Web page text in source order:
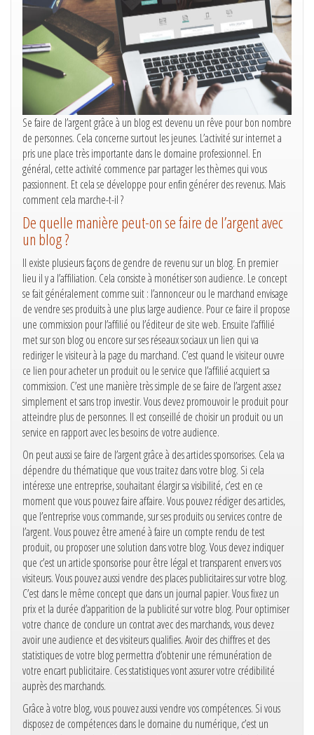
Se faire de l’argent grâce à un blog est devenu un rêve pour bon nombre
de personnes. Cela concerne surtout les jeunes. L’activité sur internet a
pris une place très importante dans le domaine professionnel. En
général, cette activité commence par partager les thèmes qui vous
passionnent. Et cela se développe pour enfin générer des revenus. Mais
comment cela marche-t-il ?
De quelle manière peut-on se faire de l’argent avec
un blog ?
Il existe plusieurs façons de gendre de revenu sur un blog. En premier
lieu il y a l’affiliation. Cela consiste à monétiser son audience. Le concept
se fait généralement comme suit : l’annonceur ou le marchand envisage
de vendre ses produits à une plus large audience. Pour ce faire il propose
une commission pour l’affilié ou l’éditeur de site web. Ensuite l’affilié
met sur son blog ou encore sur ses réseaux sociaux un lien qui va
rediriger le visiteur à la page du marchand. C’est quand le visiteur ouvre
ce lien pour acheter un produit ou le service que l’affilié acquiert sa
commission. C’est une manière très simple de se faire de l’argent assez
simplement et sans trop investir. Vous devez promouvoir le produit pour
atteindre plus de personnes. Il est conseillé de choisir un produit ou un
service en rapport avec les besoins de votre audience.
On peut aussi se faire de l’argent grâce à des articles sponsorises. Cela va
dépendre du thématique que vous traitez dans votre blog. Si cela
intéresse une entreprise, souhaitant élargir sa visibilité, c’est en ce
moment que vous pouvez faire affaire. Vous pouvez rédiger des articles,
que l’entreprise vous commande, sur ses produits ou services contre de
l’argent. Vous pouvez être amené à faire un compte rendu de test
produit, ou proposer une solution dans votre blog. Vous devez indiquer
que c’est un article sponsorise pour être légal et transparent envers vos
visiteurs. Vous pouvez aussi vendre des places publicitaires sur votre blog.
C’est dans le même concept que dans un journal papier. Vous fixez un
prix et la durée d’apparition de la publicité sur votre blog. Pour optimiser
votre chance de conclure un contrat avec des marchands, vous devez
avoir une audience et des visiteurs qualifies. Avoir des chiffres et des
statistiques de votre blog permettra d’obtenir une rémunération de
votre encart publicitaire. Ces statistiques vont assurer votre crédibilité
auprès des marchands.
Grâce à votre blog, vous pouvez aussi vendre vos compétences. Si vous
disposez de compétences dans le domaine du numérique, c’est un